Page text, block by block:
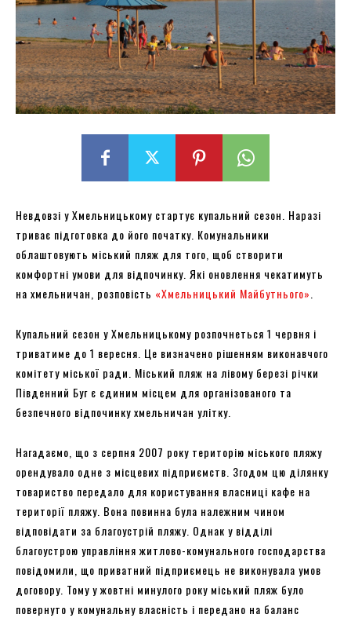
Невдовзі у Хмельницькому стартує купальний сезон. Наразі
триває підготовка до його початку. Комунальники
облаштовують міський пляж для того, щоб створити
комфортні умови для відпочинку. Які оновлення чекатимуть
на хмельничан, розповість «Хмельницький Майбутнього»
Купальний сезон у Хмельницькому розпочнеться 1 червня і
триватиме до 1 вересня. Це визначено рішенням виконавчого
комітету міської ради. Міський пляж на лівому березі річки
Південний Буг є єдиним місцем для організованого та
безпечного відпочинку хмельничан улітку.
Нагадаємо, що з серпня 2007 року територію міського пляжу
орендувало одне з місцевих підприємств. Згодом цю ділянку
товариство передало для користування власниці кафе на
території пляжу. Вона повинна була належним чином
відповідати за благоустрій пляжу. Однак у відділі
благоустрою управління житлово-комунального господарства
повідомили, що приватний підприємець не виконувала умов
договору. Тому у жовтні минулого року міський пляж було
повернуто у комунальну власність і передано на баланс